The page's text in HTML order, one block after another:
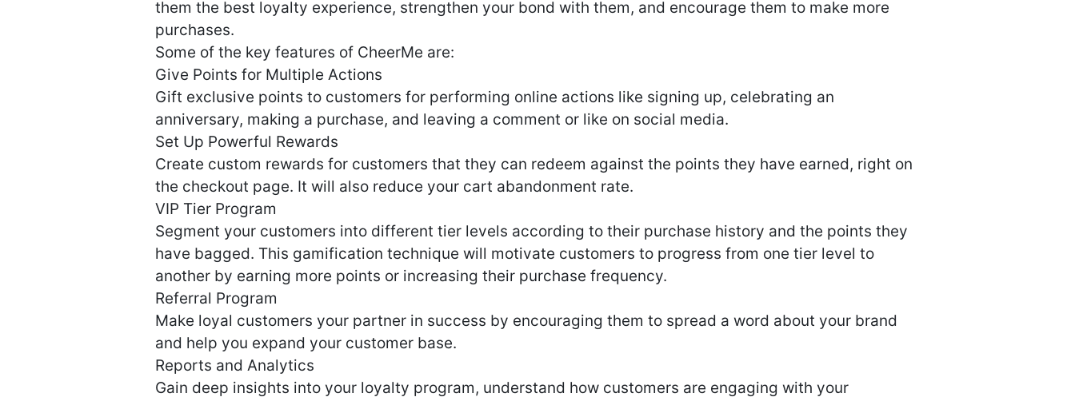
them the best loyalty experience, strengthen your bond with them, and encourage them to make more
purchases.
Some of the key features of CheerMe are:
Give Points for Multiple Actions
Gift exclusive points to customers for performing online actions like signing up, celebrating an
anniversary, making a purchase, and leaving a comment or like on social media.
Set Up Powerful Rewards
Create custom rewards for customers that they can redeem against the points they have earned, right on
the checkout page. It will also reduce your cart abandonment rate.
VIP Tier Program
Segment your customers into different tier levels according to their purchase history and the points they
have bagged. This gamification technique will motivate customers to progress from one tier level to
another by earning more points or increasing their purchase frequency.
Referral Program
Make loyal customers your partner in success by encouraging them to spread a word about your brand
and help you expand your customer base.
Reports and Analytics
Gain deep insights into your loyalty program, understand how customers are engaging with your